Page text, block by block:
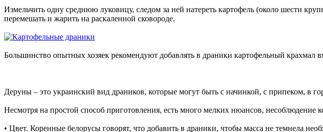
Измельчить одну среднюю луковицу, следом за ней натереть картофель (около шести
перемешать и жарить на раскаленной сковороде.
Большинство опытных хозяек рекомендуют добавлять в драники картофельный крахмал
Деруны – это украинский вид драников, которые могут быть с начинкой, с припеком, в
Несмотря на простой способ приготовления, есть много мелких нюансов,
• Цвет. Коренные белорусы говорят, что добавить в драники, чтобы масса не темнела